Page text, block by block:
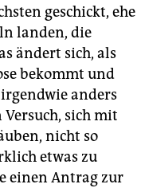
geschickt, ehe
landen, die
ändert sich, als
bekommt und
anders
sich mit
nicht so
etwas zu
einen Antrag zur